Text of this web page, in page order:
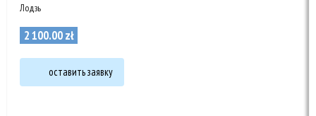
Лодзь
2 100.00zł
оставить заявку